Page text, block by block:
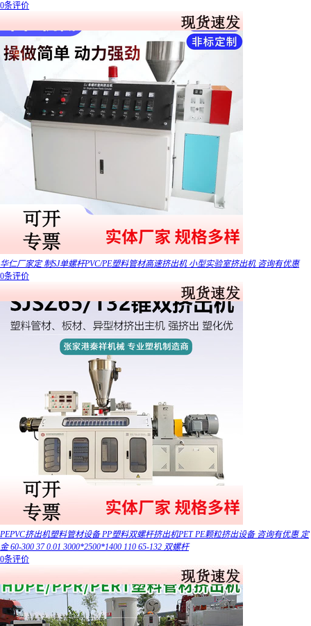
0条评价
华仁厂家定 制SJ单螺杆PVC/PE塑料管材高速挤出机 小型实验室挤出机 咨询有优惠
0条评价
PEPVC挤出机塑料管材设备 PP塑料双螺杆挤出机PET PE颗粒挤出设备 咨询有优惠 定
金 60-300 37 0.01 3000*2500*1400 110 65-132 双螺杆
0条评价